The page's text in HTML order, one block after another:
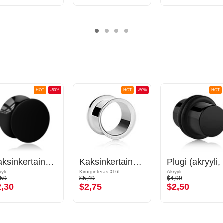
-50%
HOT
Kaksinkertainen flared-plugi (akryyli, eri värejä)
-50%
HOT
Kaksinkertainen flared-tunneli (kirurginen teräs, hopea, kiiltävä pinta)
Kirurginteräs 316L
$5,49
$2,75
HOT
Akryyli
$4,99
$2,50